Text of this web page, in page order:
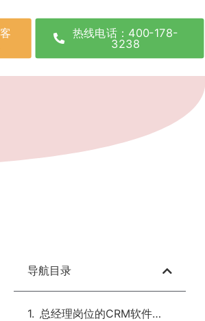
热线电话：400-178-
3238
导航目录
总经理岗位的CRM软件系统应用场景：